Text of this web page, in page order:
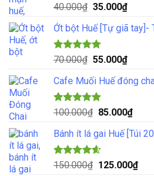
Được xếp
4.33
5 sao
40.000₫ Giá
là:
40.000₫.
35.000₫Giá
tại
Ớt bột Huế [Tự giã tay]-
Được xếp
5.00
5 sao
70.000₫ Giá
là:
70.000₫.
55.000₫Giá
tại
Cafe Muối Huế đóng
Được xếp
5.00
5 sao
100.000₫ Giá
là:
100.000₫.
85.000₫Giá
tại
Bánh ít lá gai Huế [Túi
Được xếp
4.57
150.000₫ Giá
125.000₫Giá